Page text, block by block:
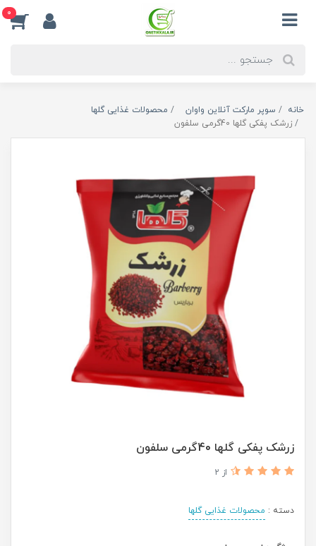
0
خانه سوپر مارکت آنلاین واوان
محصولات غذایی گلها
زرشک پفکی گلها 40گرمی سلفون
زرشک پفکی گلها 40گرمی سلفون
از 2
دسته : محصولات غذایی گلها